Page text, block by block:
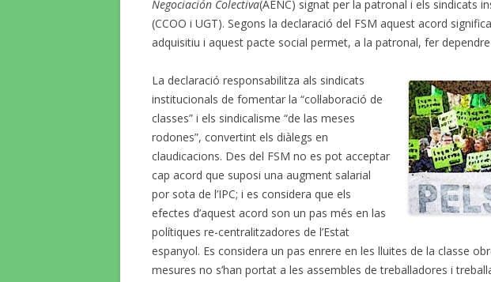
Negociación Colectiva(AENC) signat per la patronal i els sindicats
(CCOO i UGT). Segons la declaració del FSM aquest acord
adquisitiu i aquest pacte social permet, a la patronal, fer
La declaració responsabilitza als sindicats
institucionals de fomentar la “col·laboració de
classes” i els sindicalisme “de las meses
rodones”, convertint els diàlegs en
claudicacions. Des del FSM no es pot acceptar
cap acord que suposi una augment salarial
por sota de l’IPC; i es considera que els
efectes d’aquest acord son un pas més en las
polítiques re-centralitzadores de l’Estat
espanyol. Es considera un pas enrere en les lluites de la classe
mesures no s’han portat a les assembles de treballadores i